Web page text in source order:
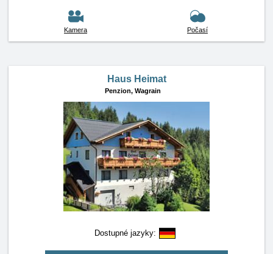
Kamera Počasí
Haus Heimat
Penzion, Wagrain
Dostupné jazyky: